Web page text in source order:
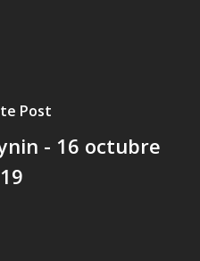
Post
- 16 octubre